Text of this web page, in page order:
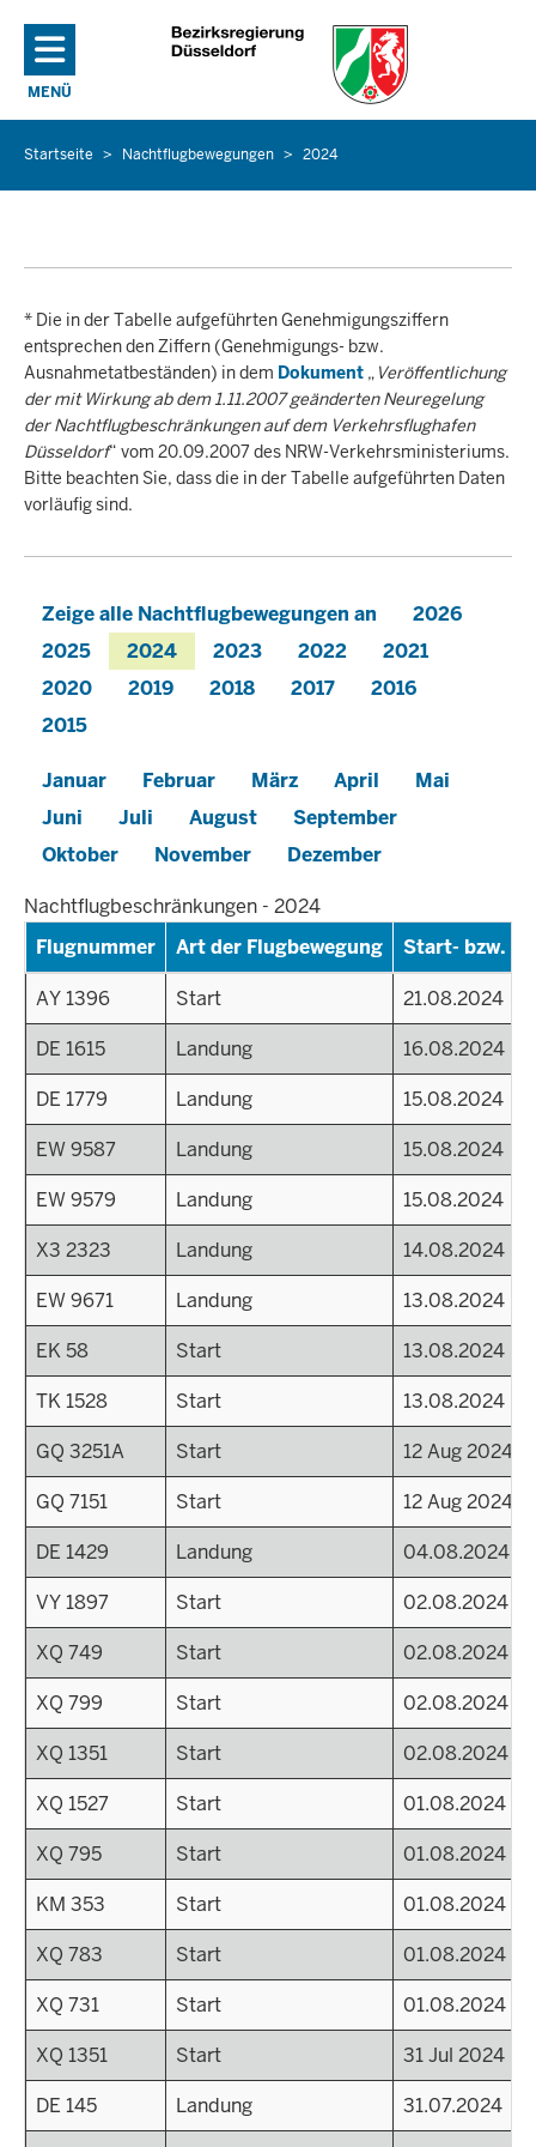
Direkt zum Inhalt
MENÜ
NAVIGATION AKTIVIEREN/DEAKTIVIEREN: HAUPTMENÜ
Sie
befinden
Startseite Nachtflugbewegungen 2024
* Die in der Tabelle aufgeführten Genehmigungsziffern
entsprechen den Ziffern (Genehmigungs- bzw.
Ausnahmetatbeständen) in dem Dokument „ Veröffentlichung
der mit Wirkung ab dem 1.11.2007 geänderten Neuregelung
der Nachtflugbeschränkungen auf dem Verkehrsflughafen
Düsseldorf“ vom 20.09.2007 des NRW-Verkehrsministeriums.
Bitte beachten Sie, dass die in der Tabelle aufgeführten Daten
vorläufig sind.
Zeige alle Nachtflugbewegungen an
2026
2025
2024 2023 2022
2021
2020
2019 2018 2017
2016
2015
Januar Februar März April
Mai
Juni
Juli August
September
Oktober
November Dezember
Nachtflugbeschränkungen - 2024
Flugnummer
Art der Flugbewegung Start- bzw.
AY 1396 Start
21.08.2024
DE 1615
Landung
16.08.2024
DE 1779
Landung
15.08.2024
EW 9587
Landung
15.08.2024
EW 9579
Landung
15.08.2024
X3 2323
Landung
14.08.2024
EW 9671
Landung
13.08.2024
EK 58
Start
13.08.2024
TK 1528
Start
13.08.2024
GQ 3251A
Start
12 Aug 2024 -
GQ 7151
Start
12 Aug 2024 -
DE 1429
Landung
04.08.2024
VY 1897
Start
02.08.2024
XQ 749
Start
02.08.2024
XQ 799
Start
02.08.2024
XQ 1351
Start
02.08.2024
XQ 1527
Start
01.08.2024
XQ 795
Start
01.08.2024
KM 353
Start
01.08.2024
XQ 783
Start
01.08.2024
XQ 731
Start
01.08.2024
XQ 1351
Start
31 Jul 2024 -
DE 145
Landung
31.07.2024